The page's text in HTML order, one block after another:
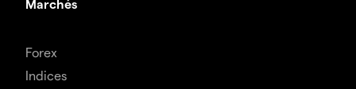
Marchés
Forex
Indices